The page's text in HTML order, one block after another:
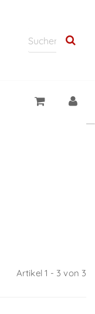
Artikel 1 - 3 von 3